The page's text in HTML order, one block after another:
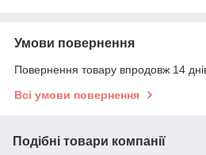
Умови повернення
Повернення товару впродовж 14
Всі умови повернення
Подібні товари компанії